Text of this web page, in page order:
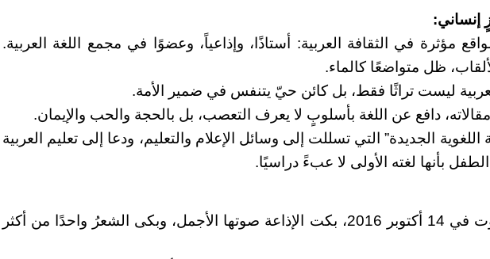
إنساني:
مؤثرة في الثقافة العربية: أستاذًا، وإذاعياً، وعضوًا في مجمع اللغة العربية.
ظل متواضعًا كالماء.
ليست تراثًا فقط، بل كائن حيّ يتنفس في ضمير الأمة.
دافع عن اللغة بأسلوبٍ لا يعرف التعصب، بل بالحجة والحب والإيمان.
اللغوية الجديدة” التي تسللت إلى وسائل الإعلام والتعليم، ودعا إلى تعليم العربية
بأنها لغته الأولى لا عبءً دراسيًا.
حين غيّبه الموت في 14 أكتوبر 2016، بكت الإذاعة صوتها الأجمل، وبكى الشعرُ واحدًا من أكثر